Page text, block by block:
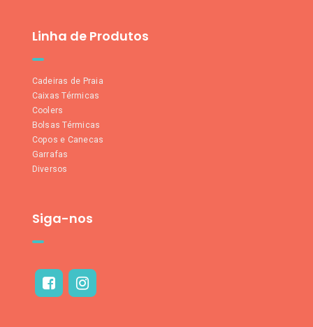
Linha de Produtos
Cadeiras de Praia
Caixas Térmicas
Coolers
Bolsas Térmicas
Copos e Canecas
Garrafas
Diversos
Siga-nos